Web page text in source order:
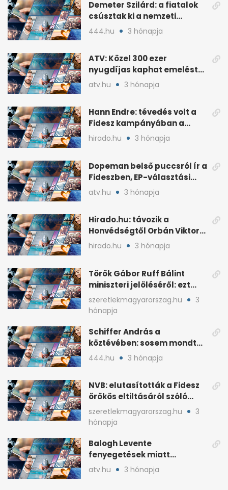
Demeter Szilárd: a fiatalok
csúsztak ki a nemzeti
kultúrából
444.hu 3 hónapja
ATV: Közel 300 ezer
nyugdíjas kaphat emelést
idén a Tisza terve szerint
atv.hu 3 hónapja
Hann Endre: tévedés volt a
Fidesz kampányában a
háborús veszély
hirado.hu 3 hónapja
Dopeman belső puccsról ír a
Fideszben, EP-választási
árral
atv.hu 3 hónapja
Hirado.hu: távozik a
Honvédségtől Orbán Viktor
fia, Orbán Gáspár
hirado.hu 3 hónapja
Török Gábor Ruff Bálint
miniszteri jelöléséről: ezt
írta a posztjában
szeretlekmagyarorszag.hu
3
hónapja
Schiffer András a
köztévében: sosem mondta,
ki fog nyerni
444.hu 3 hónapja
NVB: elutasították a Fidesz
örökös eltiltásáról szóló
népszavazást
szeretlekmagyarorszag.hu
3
hónapja
Balogh Levente
fenyegetések miatt
lemondta erdélyi előadás-
atv.hu 3 hónapja